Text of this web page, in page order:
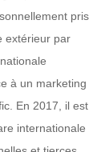
pris
extérieur par
à un marketing
En 2017, il est
internationale